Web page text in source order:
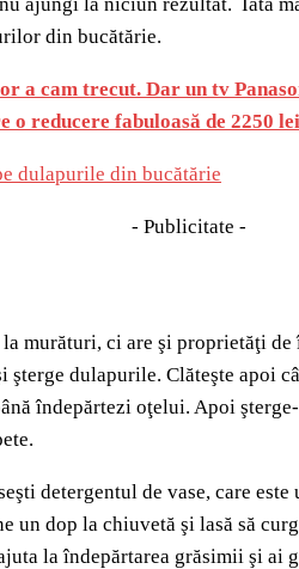
din bucătărie.
a cam trecut. Dar un tv
o reducere fabuloasă de 2250
- Publicitate -
murături, ci are şi proprietăţi de
şterge dulapurile. Clăteşte apoi
îndepărtezi oţelui. Apoi
detergentul de vase, care
un dop la chiuvetă şi lasă să
la îndepărtarea grăsimii şi ai